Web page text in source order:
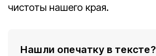
чистоты нашего края.
Нашли опечатку в тексте?